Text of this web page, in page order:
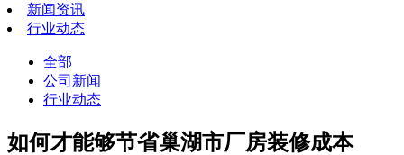
新闻资讯
行业动态
全部
公司新闻
行业动态
如何才能够节省巢湖市厂房装修成本